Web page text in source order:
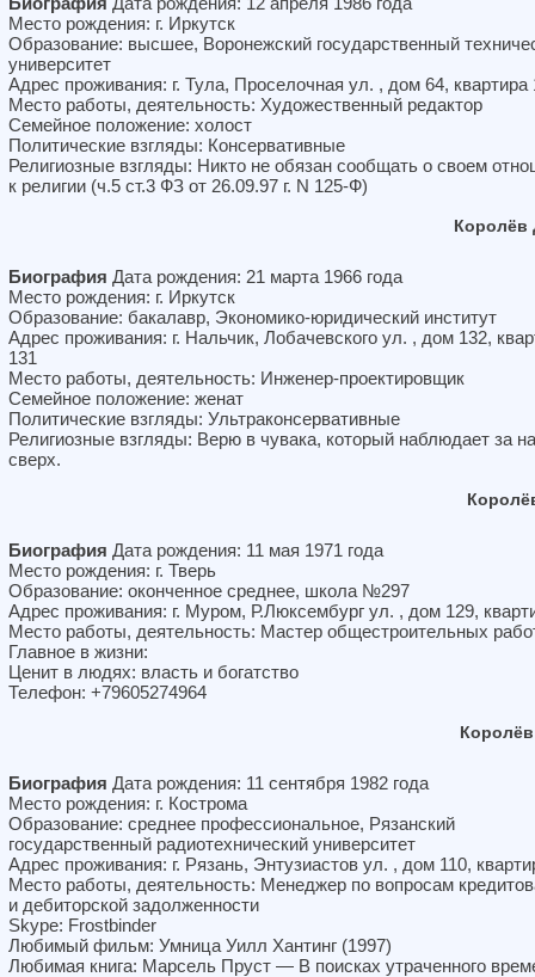
Место рождения: г. Иркутск
Образование: высшее, Воронежский государственный
университет
Адрес проживания: г. Тула, Проселочная ул. , дом 64, квартира
Место работы, деятельность: Художественный редактор
Семейное положение: холост
Политические взгляды: Консервативные
Религиозные взгляды: Никто не обязан сообщать о своем
к религии (ч.5 ст.3 ФЗ от 26.09.97 г. N 125-Ф)
Королёв
Биография Дата рождения: 21 марта 1966 года
Место рождения: г. Иркутск
Образование: бакалавр, Экономико-юридический институт
Адрес проживания: г. Нальчик, Лобачевского ул. , дом 132,
131
Место работы, деятельность: Инженер-проектировщик
Семейное положение: женат
Политические взгляды: Ультраконсервативные
Религиозные взгляды: Верю в чувака, который наблюдает за
сверх.
Биография Дата рождения: 11 мая 1971 года
Место рождения: г. Тверь
Образование: оконченное среднее, школа №297
Адрес проживания: г. Муром, Р.Люксембург ул. , дом 129,
Место работы, деятельность: Мастер общестроительных
Главное в жизни:
Ценит в людях: власть и богатство
Телефон: +79605274964
Биография Дата рождения: 11 сентября 1982 года
Место рождения: г. Кострома
Образование: среднее профессиональное, Рязанский
государственный радиотехнический университет
Адрес проживания: г. Рязань, Энтузиастов ул. , дом 110,
Место работы, деятельность: Менеджер по вопросам
и дебиторской задолженности
Skype: Frostbinder
Любимый фильм: Умница Уилл Хантинг (1997)
Любимая книга: Марсель Пруст — В поисках утраченного